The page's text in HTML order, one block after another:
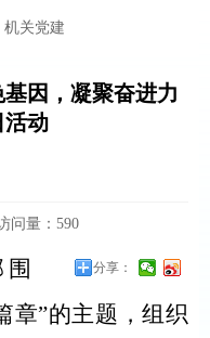
机关党建
因，凝聚奋进力
活动
问量： 590
分享：
章”的主题，组织